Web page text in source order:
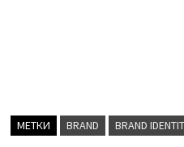
МЕТКИ BRAND BRAND